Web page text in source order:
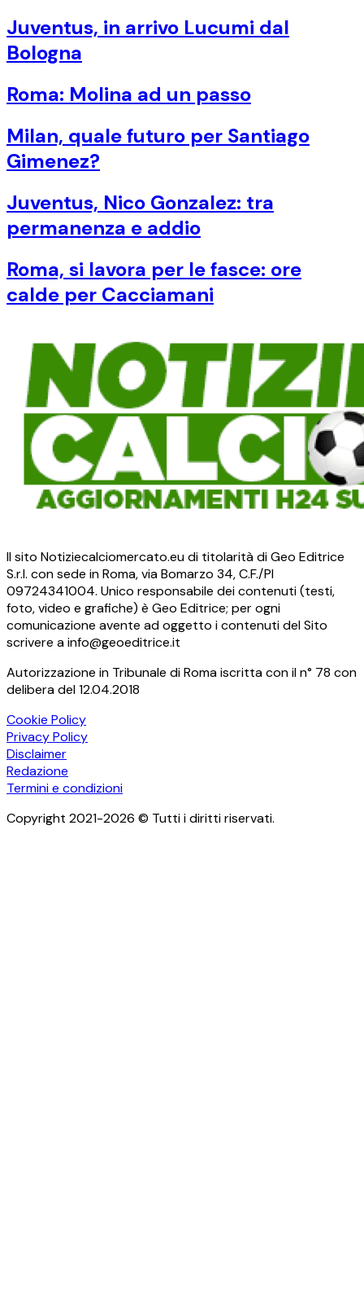
Juventus, in arrivo Lucumi dal
Bologna
Roma: Molina ad un passo
Milan, quale futuro per Santiago
Gimenez?
Juventus, Nico Gonzalez: tra
permanenza e addio
Roma, si lavora per le fasce: ore
calde per Cacciamani
Il sito Notiziecalciomercato.eu di titolarità di Geo Editrice
S.r.l. con sede in Roma, via Bomarzo 34, C.F./PI
09724341004. Unico responsabile dei contenuti (testi,
foto, video e grafiche) è Geo Editrice; per ogni
comunicazione avente ad oggetto i contenuti del Sito
scrivere a info@geoeditrice.it
Autorizzazione in Tribunale di Roma iscritta con il n° 78 con
delibera del 12.04.2018
Cookie Policy
Privacy Policy
Disclaimer
Redazione
Termini e condizioni
Copyright 2021-2026 © Tutti i diritti riservati.